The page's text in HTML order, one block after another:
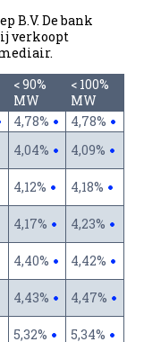
B.V. De bank
verkoopt
< 90%
MW
< 100%
MW
4,78%
4,78%
4,04%
4,09%
4,12%
4,18%
4,17%
4,23%
4,40%
4,42%
4,43%
4,47%
5,32%
5,34%